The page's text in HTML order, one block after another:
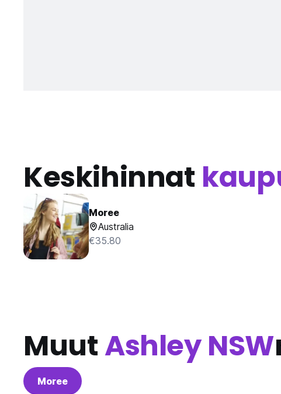
Keskihinnat
Moree
Australia
€35.80
MuutAshley NSW
Moree